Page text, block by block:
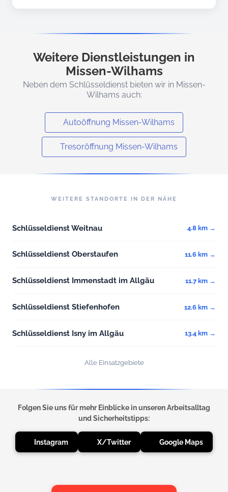
Weitere Dienstleistungen in
Missen-Wilhams
Neben dem Schlüsseldienst bieten wir in Missen-
Wilhams auch:
Autoöffnung Missen-Wilhams
Tresoröffnung Missen-Wilhams
WEITERE STANDORTE IN DER NÄHE
Schlüsseldienst Weitnau 4.8 km →
Schlüsseldienst Oberstaufen 11.6 km →
Schlüsseldienst Immenstadt im Allgäu 11.7 km →
Schlüsseldienst Stiefenhofen 12.6 km →
Schlüsseldienst Isny im Allgäu 13.4 km →
Alle Einsatzgebiete
Folgen Sie uns für mehr Einblicke in unseren Arbeitsalltag
und Sicherheitstipps:
Instagram X/Twitter Google Maps